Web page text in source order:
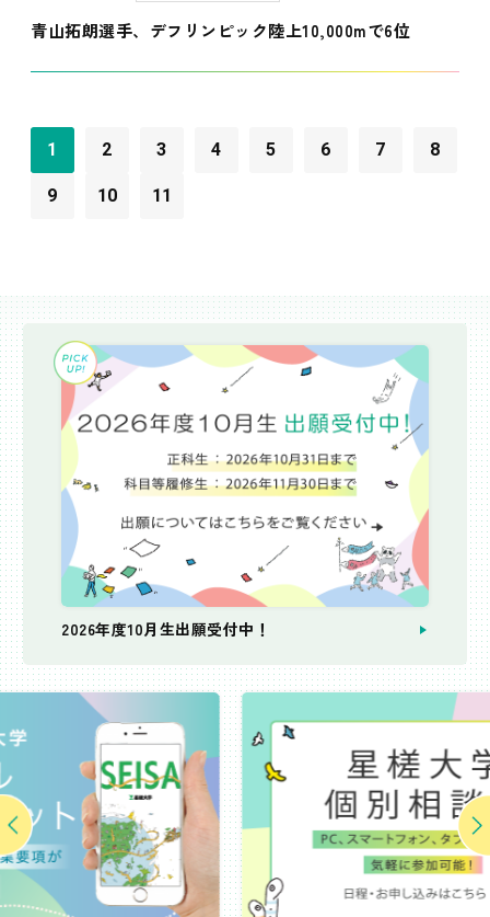
青山拓朗選手、デフリンピック陸上10,000mで6位
1 2 3 4 5 6 7 8
9 10 11
2026年度10月生出願受付中！